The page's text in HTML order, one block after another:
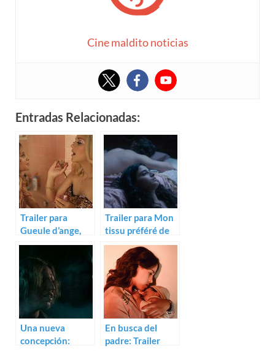
Cine maldito noticias
Entradas Relacionadas:
Trailer para
Gueule d’ange,
con Marion
Cotillard
Trailer para Mon
tissu préféré de
Gaya Jiji
Una nueva
concepción:
En busca del
padre: Trailer